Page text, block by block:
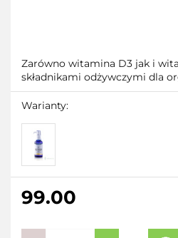
Zarówno witamina D3 jak i
składnikami odżywczymi dla
Warianty:
99.00